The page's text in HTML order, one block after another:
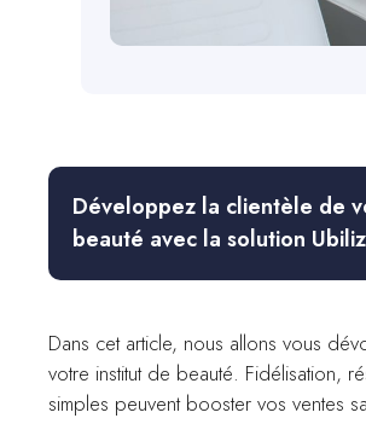
Développez la clientèle de
beauté avec la solution Ubiliz
Dans cet article, nous allons vous
votre institut de beauté. Fidélisation,
simples peuvent booster vos ventes